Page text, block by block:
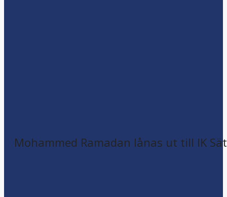
Mohammed Ramadan lånas ut till IK